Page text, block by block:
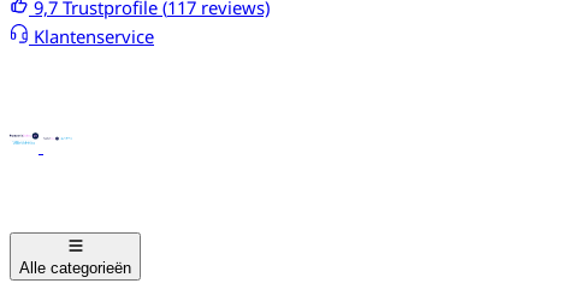
9,7 Trustprofile (117 reviews)
Klantenservice
Alle categorieën